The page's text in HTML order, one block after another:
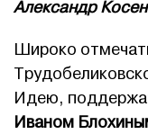
Александр
Широко
Идею,
Иваном